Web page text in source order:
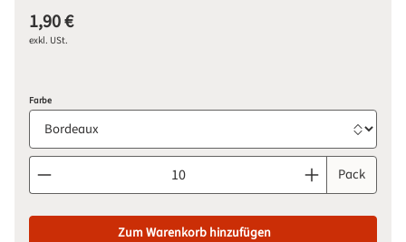
1,90 €
exkl. USt.
Farbeauswählen
Produkt Anzahl: Gib den gewünschten Wert ein oderPack
Zum Warenkorb hinzufügen